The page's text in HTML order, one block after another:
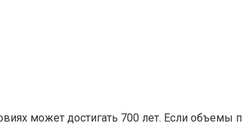
может достигать 700 лет. Если